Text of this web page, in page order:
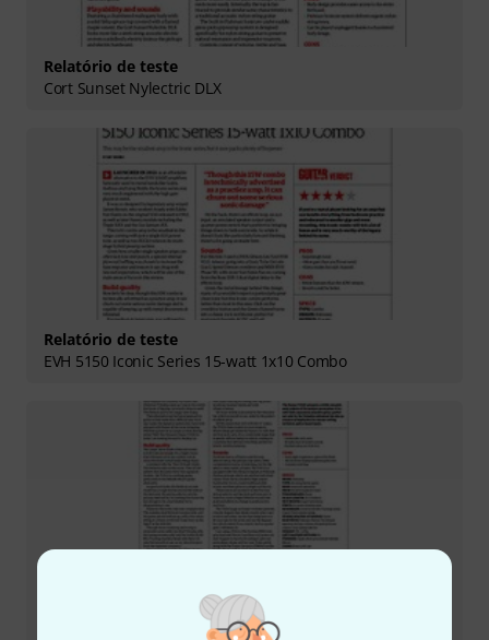
Relatório de teste
Cort Sunset Nylectric DLX
Relatório de teste
EVH 5150 Iconic Series 15-watt 1x10 Combo
Ibanez TOD10 Tim Henson Signature